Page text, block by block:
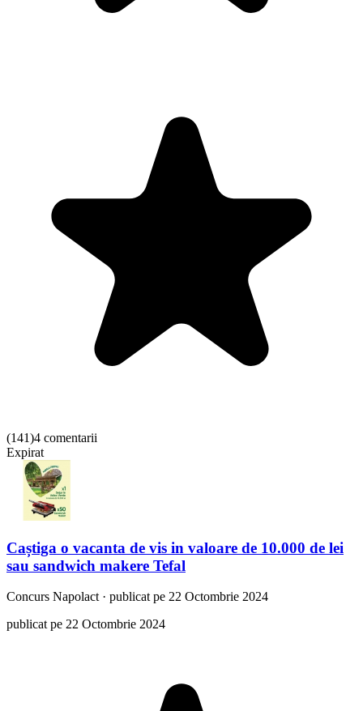
(141)4 comentarii
Expirat
Caștiga o vacanta de vis in valoare de 10.000 de lei
sau sandwich makere Tefal
Concurs Napolact · publicat pe 22 Octombrie 2024
publicat pe 22 Octombrie 2024